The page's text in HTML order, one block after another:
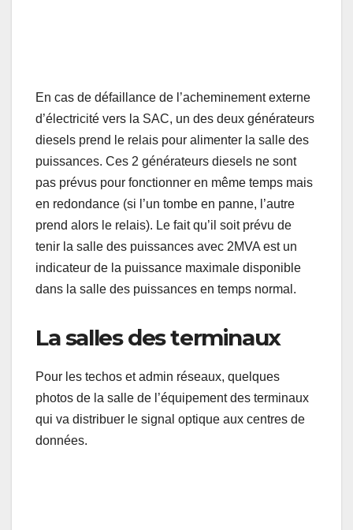
En cas de défaillance de l’acheminement externe
d’électricité vers la SAC, un des deux générateurs
diesels prend le relais pour alimenter la salle des
puissances. Ces 2 générateurs diesels ne sont
pas prévus pour fonctionner en même temps mais
en redondance (si l’un tombe en panne, l’autre
prend alors le relais). Le fait qu’il soit prévu de
tenir la salle des puissances avec 2MVA est un
indicateur de la puissance maximale disponible
dans la salle des puissances en temps normal.
La salles des terminaux
Pour les techos et admin réseaux, quelques
photos de la salle de l’équipement des terminaux
qui va distribuer le signal optique aux centres de
données.